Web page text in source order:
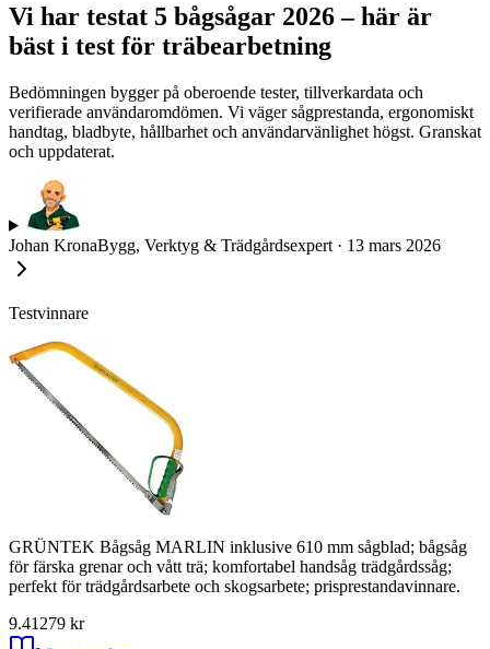
Vi har testat 5 bågsågar 2026 – här är
bäst i test för träbearbetning
Bedömningen bygger på oberoende tester, tillverkardata och
verifierade användaromdömen. Vi väger sågprestanda, ergonomiskt
handtag, bladbyte, hållbarhet och användarvänlighet högst. Granskat
och uppdaterat.
Johan KronaBygg, Verktyg & Trädgårdsexpert · 13 mars 2026
Testvinnare
GRÜNTEK Bågsåg MARLIN inklusive 610 mm sågblad; bågsåg
för färska grenar och vått trä; komfortabel handsåg trädgårdssåg;
perfekt för trädgårdsarbete och skogsarbete; prisprestandavinnare.
9.41 279 kr